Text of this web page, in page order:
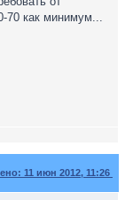
70 как минимум...
11 июн 2012, 11:26